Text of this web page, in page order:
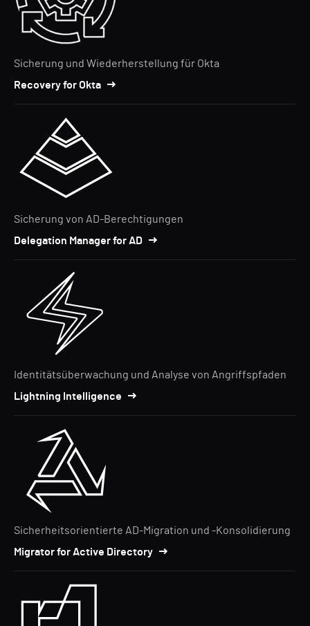
Sicherung und Wiederherstellung für Okta
Recovery for Okta
Sicherung von AD-Berechtigungen
Delegation Manager for AD
Identitätsüberwachung und Analyse von Angriffspfaden
Lightning Intelligence
Sicherheitsorientierte AD-Migration und -Konsolidierung
Migrator for Active Directory